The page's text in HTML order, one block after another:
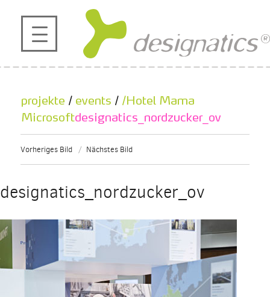
profil
projekte
kontakt
referenzen
de | en
projekte / events / /Hotel Mama
Microsoftdesignatics_nordzucker_ov
Vorheriges Bild Nächstes Bild
designatics_nordzucker_ov